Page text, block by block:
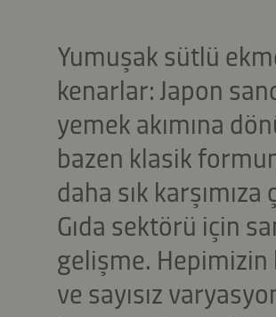
Yumuşak sütlü
kenarlar: Japon
yemek akımına
bazen klasik
daha sık karşımıza
Gıda sektörü için
gelişme.
ve sayısız